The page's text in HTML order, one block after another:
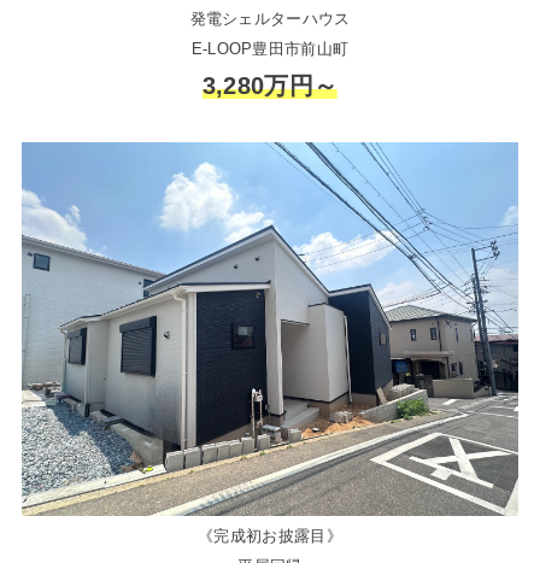
発電シェルターハウス
E-LOOP豊田市前山町
3,280万円～
《完成初お披露目》